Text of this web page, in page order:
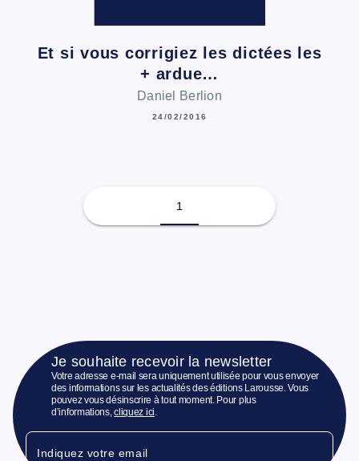
Et si vous corrigiez les dictées les
+ ardue…
Daniel Berlion
24/02/2016
1
Je souhaite recevoir la newsletter
Votre adresse e-mail sera uniquement utilisée pour vous envoyer
des informations sur les actualités des éditions Larousse. Vous
pouvez vous désinscrire à tout moment. Pour plus
d’informations,cliquez ici.
Indiquez votre email